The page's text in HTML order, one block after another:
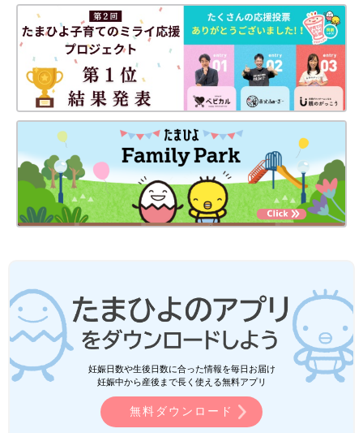
妊娠日数や生後日数に合った情報を毎日お届け
妊娠中から産後まで長く使える無料アプリ
無料ダウンロード